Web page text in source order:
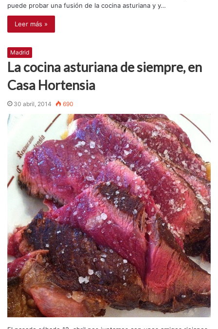
puede probar una fusión de la cocina asturiana y y…
Leer más »
Madrid
La cocina asturiana de siempre, en
Casa Hortensia
30 abril, 2014 690